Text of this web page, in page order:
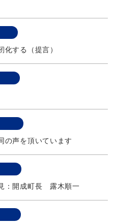
する（提言）
の声を頂いています
：開成町長 露木順一